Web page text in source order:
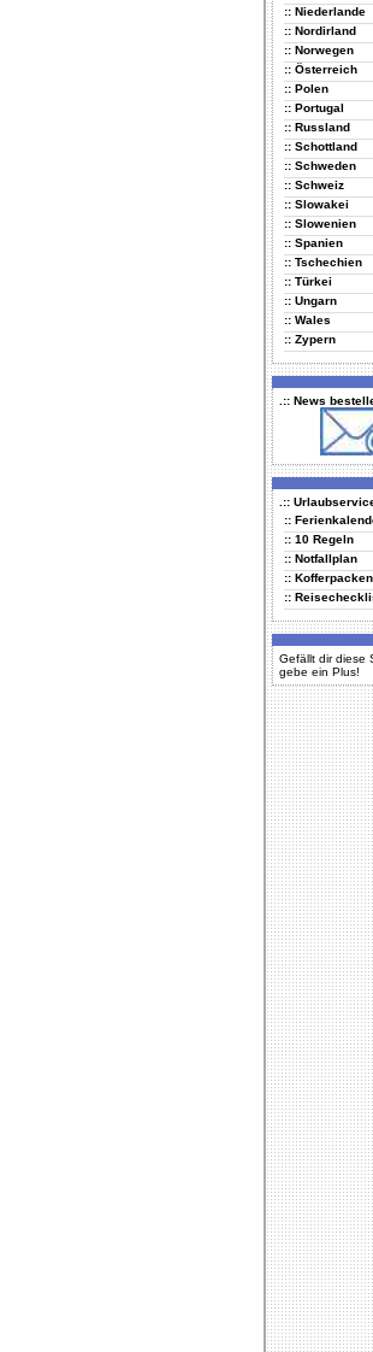
:: Niederlande
:: Nordirland
:: Norwegen
:: Österreich
:: Polen
:: Portugal
:: Russland
:: Schottland
:: Schweden
:: Schweiz
:: Slowakei
:: Slowenien
:: Spanien
:: Tschechien
:: Türkei
:: Ungarn
:: Wales
:: Zypern
.:: News
.::
::
:: 10 Regeln
:: Notfallplan
:: Kofferpacken
::
Gefällt dir diese
gebe ein Plus!